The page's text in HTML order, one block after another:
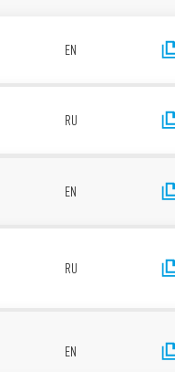
EN
RU
EN
RU
EN